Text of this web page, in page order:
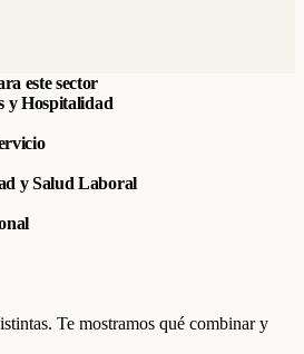
este sector
y Hospitalidad
y Salud Laboral
Te mostramos qué combinar y